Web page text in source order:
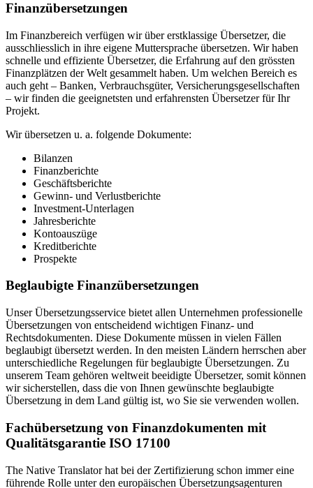
Finanzübersetzungen
Im Finanzbereich verfügen wir über erstklassige Übersetzer, die
ausschliesslich in ihre eigene Muttersprache übersetzen. Wir haben
schnelle und effiziente Übersetzer, die Erfahrung auf den grössten
Finanzplätzen der Welt gesammelt haben. Um welchen Bereich es
auch geht – Banken, Verbrauchsgüter, Versicherungsgesellschaften
– wir finden die geeignetsten und erfahrensten Übersetzer für Ihr
Projekt.
Wir übersetzen u. a. folgende Dokumente:
Bilanzen
Finanzberichte
Geschäftsberichte
Gewinn- und Verlustberichte
Investment-Unterlagen
Jahresberichte
Kontoauszüge
Kreditberichte
Prospekte
Beglaubigte Finanzübersetzungen
Unser Übersetzungsservice bietet allen Unternehmen professionelle
Übersetzungen von entscheidend wichtigen Finanz- und
Rechtsdokumenten. Diese Dokumente müssen in vielen Fällen
beglaubigt übersetzt werden. In den meisten Ländern herrschen aber
unterschiedliche Regelungen für beglaubigte Übersetzungen. Zu
unserem Team gehören weltweit beeidigte Übersetzer, somit können
wir sicherstellen, dass die von Ihnen gewünschte beglaubigte
Übersetzung in dem Land gültig ist, wo Sie sie verwenden wollen.
Fachübersetzung von Finanzdokumenten mit
Qualitätsgarantie ISO 17100
The Native Translator hat bei der Zertifizierung schon immer eine
führende Rolle unter den europäischen Übersetzungsagenturen